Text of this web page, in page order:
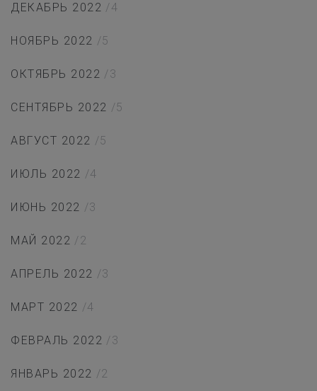
ДЕКАБРЬ 2022 /4
НОЯБРЬ 2022 /5
ОКТЯБРЬ 2022 /3
СЕНТЯБРЬ 2022 /5
АВГУСТ 2022 /5
ИЮЛЬ 2022 /4
ИЮНЬ 2022 /3
МАЙ 2022 /2
АПРЕЛЬ 2022 /3
МАРТ 2022 /4
ФЕВРАЛЬ 2022 /3
ЯНВАРЬ 2022 /2